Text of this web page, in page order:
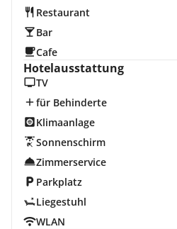
Restaurant
Bar
Cafe
Hotelausstattung
TV
für Behinderte
Klimaanlage
Sonnenschirm
Zimmerservice
Parkplatz
Liegestuhl
WLAN